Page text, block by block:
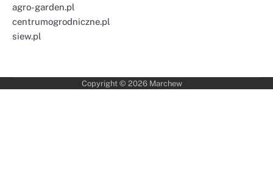
agro-garden.pl
centrumogrodniczne.pl
siew.pl
Copyright © 2026 Marchew